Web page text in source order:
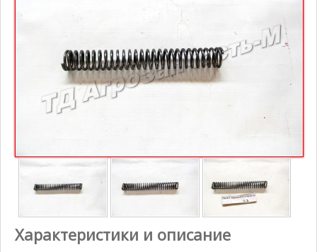
Гарантия
Доставка
Контакты
Характеристики и описание